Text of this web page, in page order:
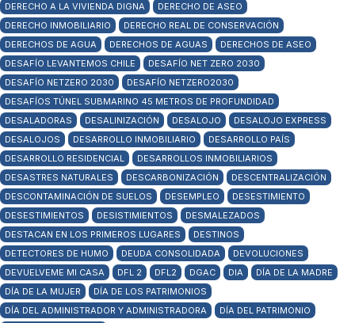
DERECHO A LA VIVIENDA DIGNA
DERECHO DE ASEO
DERECHO INMOBILIARIO
DERECHO REAL DE CONSERVACIÓN
DERECHOS DE AGUA
DERECHOS DE AGUAS
DERECHOS DE ASEO
DESAFÍO LEVANTEMOS CHILE
DESAFÍO NET ZERO 2030
DESAFÍO NETZERO 2030
DESAFÍO NETZERO2030
DESAFÍOS TÚNEL SUBMARINO 45 METROS DE PROFUNDIDAD
DESALADORAS
DESALINIZACIÓN DESALOJO
DESALOJO EXPRESS
DESALOJOS
DESARROLLO INMOBILIARIO
DESARROLLO PAÍS
DESARROLLO RESIDENCIAL
DESARROLLOS INMOBILIARIOS
DESASTRES NATURALES
DESCARBONIZACIÓN
DESCENTRALIZACIÓN
DESCONTAMINACIÓN DE SUELOS
DESEMPLEO
DESESTIMIENTO
DESESTIMIENTOS
DESISTIMIENTOS
DESMALEZADOS
DESTACAN EN LOS PRIMEROS LUGARES
DESTINOS
DETECTORES DE HUMO
DEUDA CONSOLIDADA
DEVOLUCIONES
DEVUELVEME MI CASA
DFL 2 DFL2 DGAC DIA
DÍA DE LA MADRE
DÍA DE LA MUJER
DÍA DE LOS PATRIMONIOS
DÍA DEL ADMINISTRADOR Y ADMINISTRADORA
DÍA DEL PATRIMONIO